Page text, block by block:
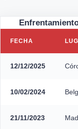
FECHA
12/12/2025
10/02/2024
21/11/2023